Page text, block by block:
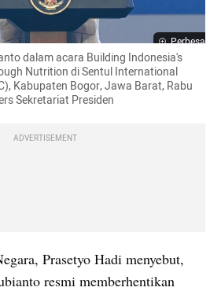
Perbesar
dalam acara Building Indonesia's
Nutrition di Sentul International
Kabupaten Bogor, Jawa Barat, Rabu
Sekretariat Presiden
ADVERTISEMENT
Prasetyo Hadi menyebut,
resmi memberhentikan